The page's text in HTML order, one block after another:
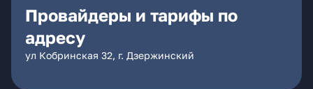
Провайдеры и тарифы по
адресу
ул Кобринская 32, г. Дзержинский